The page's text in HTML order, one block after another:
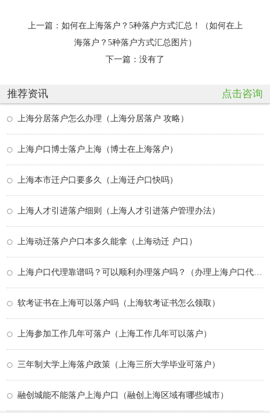
上一篇： 如何在上海落户？5种落户方式汇总！（如何在上
海落户？5种落户方式汇总图片）
下一篇：没有了
推荐资讯 点击咨询
上海分居落户怎么办理（上海分居落户 攻略）
上海户口博士落户上海（博士在上海落户）
上海本市迁户口要多久（上海迁户口快吗）
上海人才引进落户细则（上海人才引进落户管理办法）
上海动迁落户户口本多久能拿（上海动迁 户口）
软考证书在上海可以落户吗（上海软考证书怎么领取）
上海参加工作几年可落户（上海工作几年可以落户）
三年制大学上海落户政策（上海三所大学毕业可落户）
融创城能不能落户上海户口（融创上海区域有哪些城市）